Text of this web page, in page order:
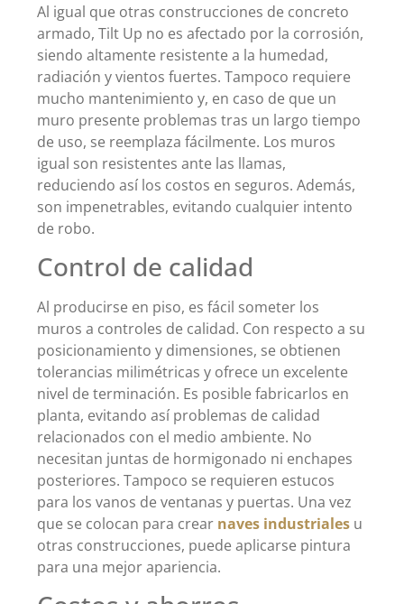
Al igual que otras construcciones de concreto
armado, Tilt Up no es afectado por la corrosión,
siendo altamente resistente a la humedad,
radiación y vientos fuertes. Tampoco requiere
mucho mantenimiento y, en caso de que un
muro presente problemas tras un largo tiempo
de uso, se reemplaza fácilmente. Los muros
igual son resistentes ante las llamas,
reduciendo así los costos en seguros. Además,
son impenetrables, evitando cualquier intento
de robo.
Control de calidad
Al producirse en piso, es fácil someter los
muros a controles de calidad. Con respecto a su
posicionamiento y dimensiones, se obtienen
tolerancias milimétricas y ofrece un excelente
nivel de terminación. Es posible fabricarlos en
planta, evitando así problemas de calidad
relacionados con el medio ambiente. No
necesitan juntas de hormigonado ni enchapes
posteriores. Tampoco se requieren estucos
para los vanos de ventanas y puertas. Una vez
que se colocan para crear naves industriales u
otras construcciones, puede aplicarse pintura
para una mejor apariencia.